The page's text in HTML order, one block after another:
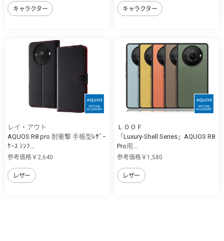
キャラクター キャラクター
レイ・アウト
AQUOS R8 pro 耐衝撃 手帳型ﾚｻﾞｰ
ｹｰｽ ｼﾝﾌ...
参考価格￥2,640
レザー
ＬＯＯＦ
「Luxury-Shell Series」AQUOS R8
Pro用...
参考価格￥1,580
レザー